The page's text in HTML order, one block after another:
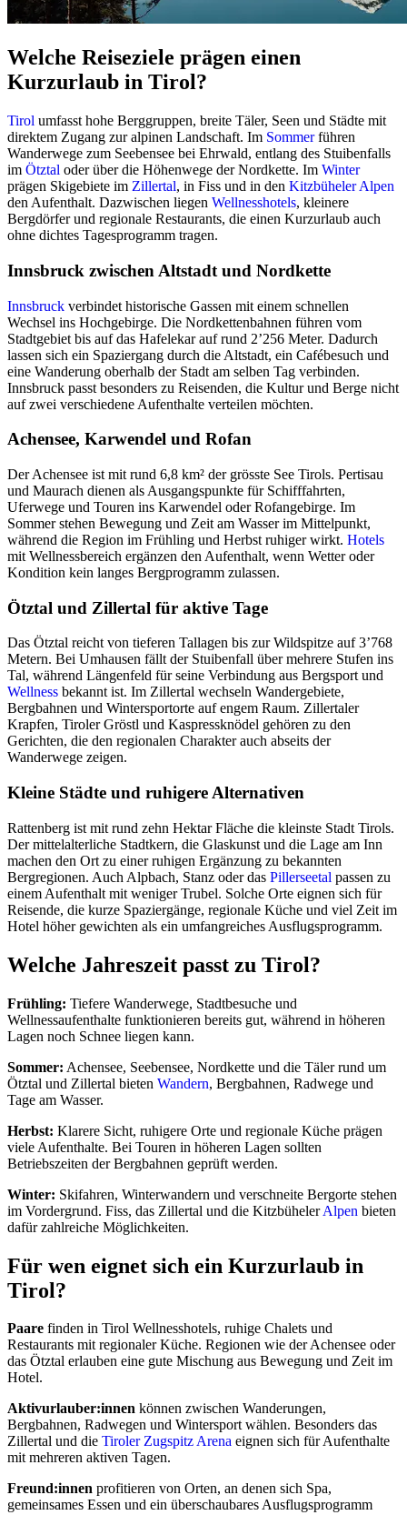
Welche Reiseziele prägen einen
Kurzurlaub in Tirol?
Tirol umfasst hohe Berggruppen, breite Täler, Seen und Städte mit
direktem Zugang zur alpinen Landschaft. Im Sommerführen
Wanderwege zum Seebensee bei Ehrwald, entlang des Stuibenfalls
im Ötztal oder über die Höhenwege der Nordkette. Im Winter
prägen Skigebiete im Zillertal, in Fiss und in den Kitzbüheler Alpen
den Aufenthalt. Dazwischen liegen Wellnesshotels, kleinere
Bergdörfer und regionale Restaurants, die einen Kurzurlaub auch
ohne dichtes Tagesprogramm tragen.
Innsbruck zwischen Altstadt und Nordkette
Innsbruck verbindet historische Gassen mit einem schnellen
Wechsel ins Hochgebirge. Die Nordkettenbahnen führen vom
Stadtgebiet bis auf das Hafelekar auf rund 2’256 Meter. Dadurch
lassen sich ein Spaziergang durch die Altstadt, ein Cafébesuch und
eine Wanderung oberhalb der Stadt am selben Tag verbinden.
Innsbruck passt besonders zu Reisenden, die Kultur und Berge nicht
auf zwei verschiedene Aufenthalte verteilen möchten.
Achensee, Karwendel und Rofan
Der Achensee ist mit rund 6,8 km² der grösste See Tirols. Pertisau
und Maurach dienen als Ausgangspunkte für Schifffahrten,
Uferwege und Touren ins Karwendel oder Rofangebirge. Im
Sommer stehen Bewegung und Zeit am Wasser im Mittelpunkt,
während die Region im Frühling und Herbst ruhiger wirkt. Hotels
mit Wellnessbereich ergänzen den Aufenthalt, wenn Wetter oder
Kondition kein langes Bergprogramm zulassen.
Ötztal und Zillertal für aktive Tage
Das Ötztal reicht von tieferen Tallagen bis zur Wildspitze auf 3’768
Metern. Bei Umhausen fällt der Stuibenfall über mehrere Stufen ins
Tal, während Längenfeld für seine Verbindung aus Bergsport und
Wellness bekannt ist. Im Zillertal wechseln Wandergebiete,
Bergbahnen und Wintersportorte auf engem Raum. Zillertaler
Krapfen, Tiroler Gröstl und Kaspressknödel gehören zu den
Gerichten, die den regionalen Charakter auch abseits der
Wanderwege zeigen.
Kleine Städte und ruhigere Alternativen
Rattenberg ist mit rund zehn Hektar Fläche die kleinste Stadt Tirols.
Der mittelalterliche Stadtkern, die Glaskunst und die Lage am Inn
machen den Ort zu einer ruhigen Ergänzung zu bekannten
Bergregionen. Auch Alpbach, Stanz oder das Pillerseetal passen zu
einem Aufenthalt mit weniger Trubel. Solche Orte eignen sich für
Reisende, die kurze Spaziergänge, regionale Küche und viel Zeit im
Hotel höher gewichten als ein umfangreiches Ausflugsprogramm.
Welche Jahreszeit passt zu Tirol?
Frühling: Tiefere Wanderwege, Stadtbesuche und
Wellnessaufenthalte funktionieren bereits gut, während in höheren
Lagen noch Schnee liegen kann.
Sommer: Achensee, Seebensee, Nordkette und die Täler rund um
Ötztal und Zillertal bieten Wandern, Bergbahnen, Radwege und
Tage am Wasser.
Herbst: Klarere Sicht, ruhigere Orte und regionale Küche prägen
viele Aufenthalte. Bei Touren in höheren Lagen sollten
Betriebszeiten der Bergbahnen geprüft werden.
Winter: Skifahren, Winterwandern und verschneite Bergorte stehen
im Vordergrund. Fiss, das Zillertal und die KitzbühelerAlpen bieten
dafür zahlreiche Möglichkeiten.
Für wen eignet sich ein Kurzurlaub in
Tirol?
Paare finden in Tirol Wellnesshotels, ruhige Chalets und
Restaurants mit regionaler Küche. Regionen wie der Achensee oder
das Ötztal erlauben eine gute Mischung aus Bewegung und Zeit im
Hotel.
Aktivurlauber:innen können zwischen Wanderungen,
Bergbahnen, Radwegen und Wintersport wählen. Besonders das
Zillertal und die Tiroler Zugspitz Arena eignen sich für Aufenthalte
mit mehreren aktiven Tagen.
Freund:innen profitieren von Orten, an denen sich Spa,
gemeinsames Essen und ein überschaubares Ausflugsprogramm